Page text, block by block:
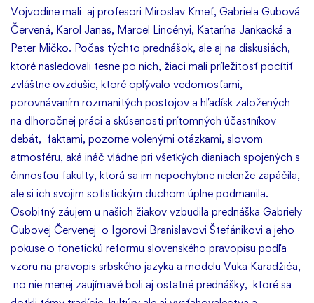
Vojvodine mali aj profesori Miroslav Kmeť, Gabriela Gubová
Červená, Karol Janas, Marcel Lincényi, Katarína Jankacká a
Peter Mičko. Počas týchto prednášok, ale aj na diskusiách,
ktoré nasledovali tesne po nich, žiaci mali príležitosť pocítiť
zvláštne ovzdušie, ktoré oplývalo vedomosťami,
porovnávaním rozmanitých postojov a hľadísk založených
na dlhoročnej práci a skúsenosti prítomných účastníkov
debát, faktami, pozorne volenými otázkami, slovom
atmosféru, aká ináč vládne pri všetkých dianiach spojených s
činnosťou fakulty, ktorá sa im nepochybne nielenže zapáčila,
ale si ich svojim sofistickým duchom úplne podmanila.
Osobitný záujem u našich žiakov vzbudila prednáška Gabriely
Gubovej Červenej o Igorovi Branislavovi Štefánikovi a jeho
pokuse o fonetickú reformu slovenského pravopisu podľa
vzoru na pravopis srbského jazyka a modelu Vuka Karadžića,
no nie menej zaujímavé boli aj ostatné prednášky, ktoré sa